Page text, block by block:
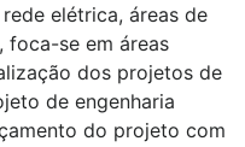
elétrica, áreas de
foca-se em áreas
dos projetos de
de engenharia
do projeto com